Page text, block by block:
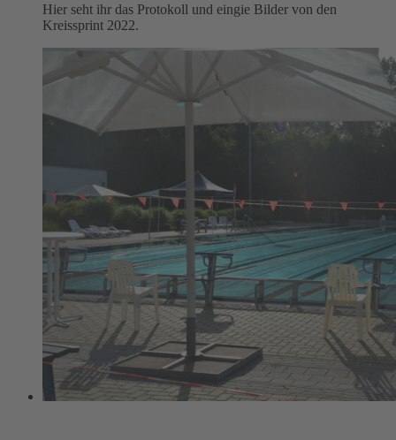
Hier seht ihr das Protokoll und eingie Bilder von den
Kreissprint 2022.